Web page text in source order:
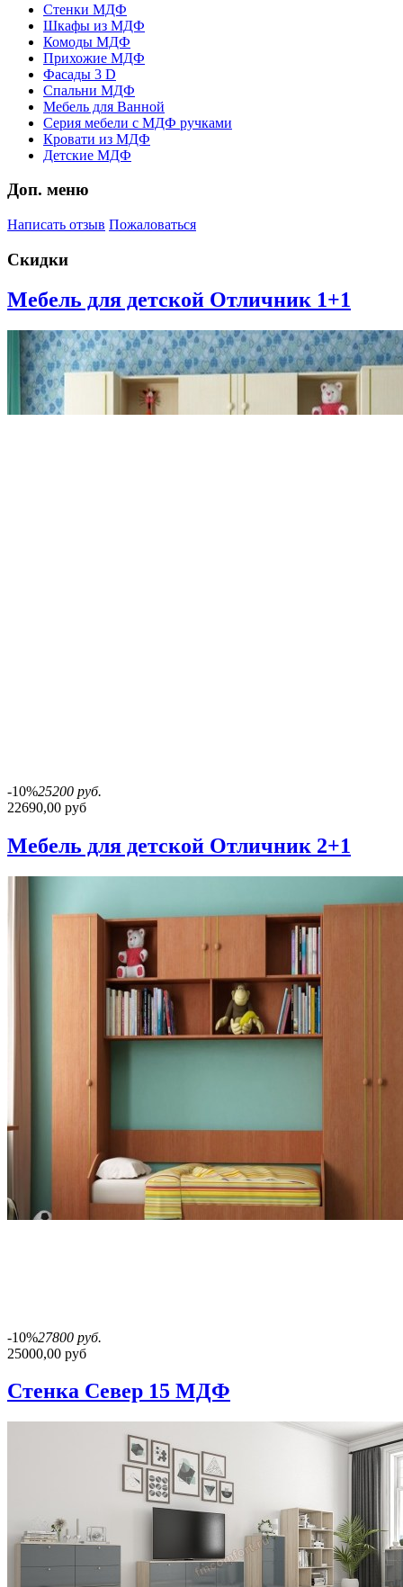
Стенки МДФ
Шкафы из МДФ
Комоды МДФ
Прихожие МДФ
Фасады 3 D
Спальни МДФ
Мебель для Ванной
Серия мебели с МДФ ручками
Кровати из МДФ
Детские МДФ
Доп. меню
Написать отзыв Пожаловаться
Скидки
Мебель для детской Отличник 1+1
-10%25200 руб.
22690,00 руб
Мебель для детской Отличник 2+1
-10%27800 руб.
25000,00 руб
Стенка Север 15 МДФ